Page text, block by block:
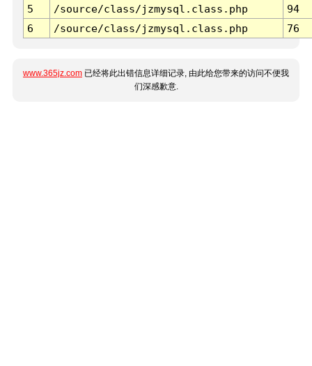
5
/source/class/jzmysql.class.php
94
6
/source/class/jzmysql.class.php 76
www.365jz.com 已经将此出错信息详细记录, 由此给您带来的访问不便我
们深感歉意.